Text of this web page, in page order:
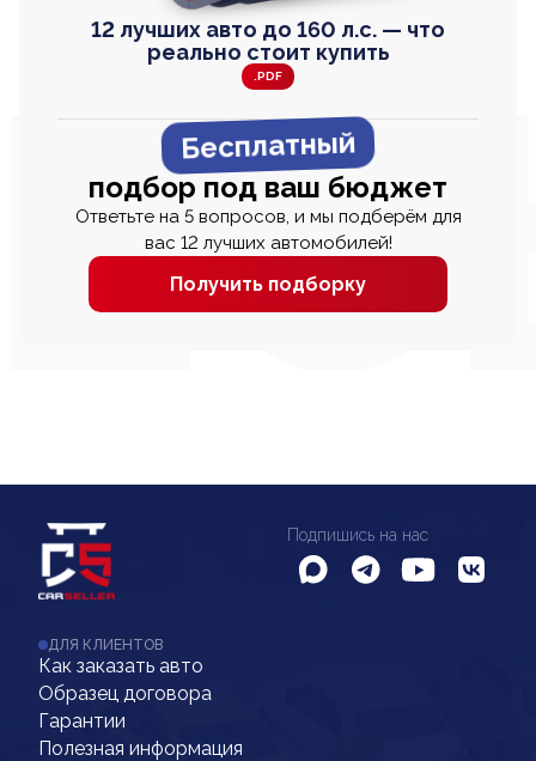
12 лучших авто до 160 л.с. — что
реально стоит купить
.PDF
Бесплатный
подбор под ваш бюджет
Ответьте на 5 вопросов, и мы подберём для
вас 12 лучших автомобилей!
Получить подборку
Подпишись на нас
ДЛЯ КЛИЕНТОВ
Как заказать авто
Образец договора
Гарантии
Полезная информация